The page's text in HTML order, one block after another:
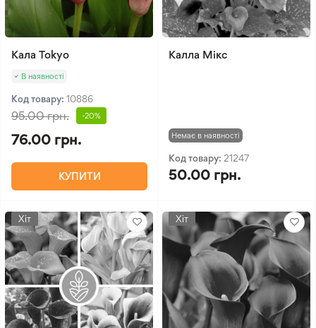
Кала Tokyo
В наявності
Код товару: 10886
95.00 грн. -20%
76.00 грн.
КУПИТИ
Калла Мікс
Немає в наявності
Код товару: 21247
50.00 грн.
Хіт Хіт